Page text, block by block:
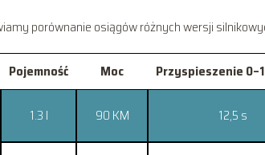
porównanie osiągów różnych wersji
Pojemność Moc Przyspieszenie
1.3 l 90 KM 12,5 s